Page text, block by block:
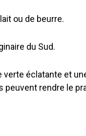
ou de beurre.
du Sud.
éclatante et
peuvent rendre le